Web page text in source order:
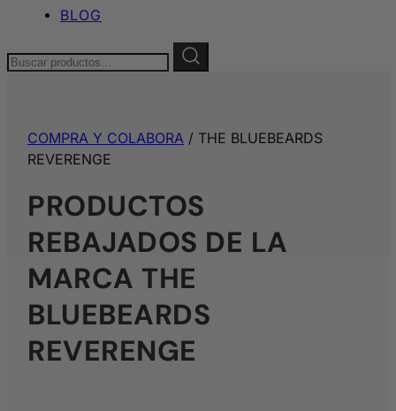
BLOG
Buscar:
COMPRA Y COLABORA / THE BLUEBEARDS
REVERENGE
PRODUCTOS
REBAJADOS DE LA
MARCA THE
BLUEBEARDS
REVERENGE